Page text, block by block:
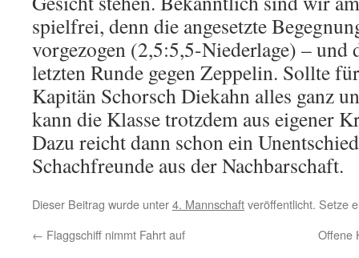
spielfrei, denn die angesetzte
vorgezogen (2,5:5,5-Niederlage) – und
letzten Runde gegen Zeppelin. Sollte
Kapitän Schorsch Diekahn alles ganz
kann die Klasse trotzdem aus eigener
Dazu reicht dann schon ein
Schachfreunde aus der Nachbarschaft.
Dieser Beitrag wurde unter4. Mannschaftveröffentlicht. Setze
← Flaggschiff nimmt Fahrt auf Offene